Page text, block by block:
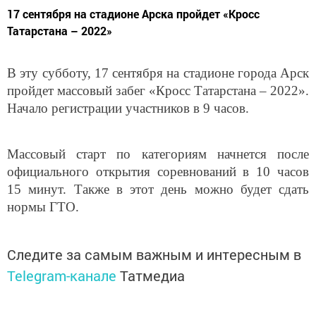
Татарстана – 2022»
пройдет массовый забег «Кросс Татарстана – 2022».
Начало регистрации участников в 9 часов.
официального открытия соревнований в 10 часов
15 минут. Также в этот день можно будет сдать
нормы ГТО.
Telegram-каналеТатмедиа